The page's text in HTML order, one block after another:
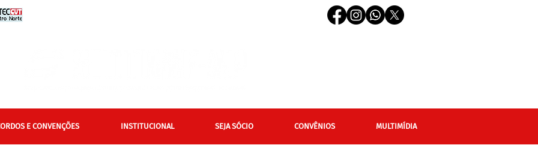
E CONVENÇÕES INSTITUCIONAL SEJA SÓCIO CONVÊNIOS MULTIMÍDIA